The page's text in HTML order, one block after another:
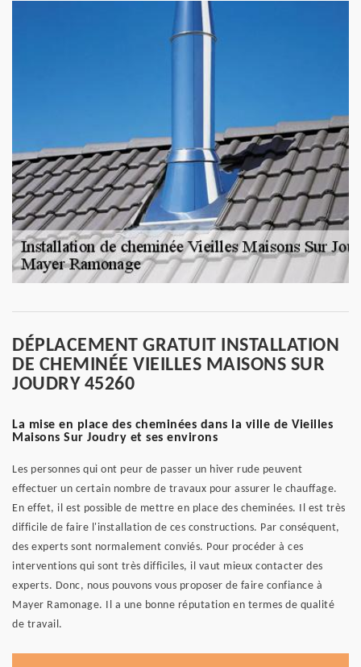
DÉPLACEMENT GRATUIT INSTALLATION
DE CHEMINÉE VIEILLES MAISONS SUR
JOUDRY 45260
La mise en place des cheminées dans la ville de Vieilles
Maisons Sur Joudry et ses environs
Les personnes qui ont peur de passer un hiver rude peuvent
effectuer un certain nombre de travaux pour assurer le chauffage.
En effet, il est possible de mettre en place des cheminées. Il est très
difficile de faire l'installation de ces constructions. Par conséquent,
des experts sont normalement conviés. Pour procéder à ces
interventions qui sont très difficiles, il vaut mieux contacter des
experts. Donc, nous pouvons vous proposer de faire confiance à
Mayer Ramonage. Il a une bonne réputation en termes de qualité
de travail.